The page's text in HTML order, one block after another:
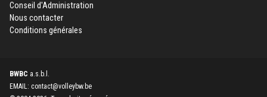
Conseil d'Administration
Nous contacter
Conditions générales
BWBC a.s.b.l.
EMAIL: contact@volleybw.be